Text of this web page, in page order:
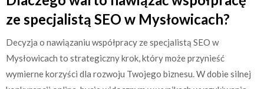
ze specjalistą SEO w Mysłowicach?
Decyzja o nawiązaniu współpracy ze specjalistą SEO w
Mysłowicach to strategiczny krok, który może przynieść
wymierne korzyści dla rozwoju Twojego biznesu. W dobie silnej